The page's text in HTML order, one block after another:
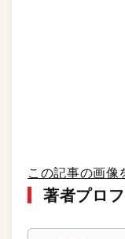
この記事の画像
著者プロ